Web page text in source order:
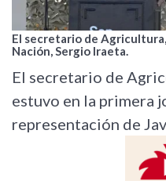
El secretario de
Nación, Sergio Iraeta.
El secretario de
estuvo en la primera
representación de